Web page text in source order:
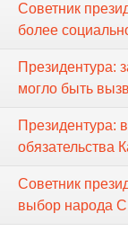
Советник
более
Президентура:
могло быть
Президентура:
обязательства
Советник
выбор народа